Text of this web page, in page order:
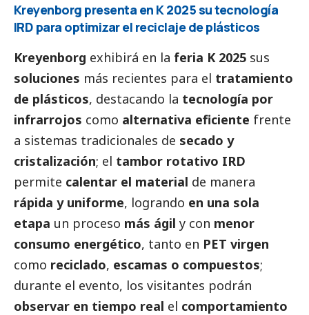
Kreyenborg presenta en K 2025 su tecnología
IRD para optimizar el reciclaje de plásticos
Kreyenborg exhibirá en la feria K 2025 sus
soluciones más recientes para el tratamiento
de plásticos, destacando la tecnología por
infrarrojos como alternativa eficiente frente
a sistemas tradicionales de secado y
cristalización; el tambor rotativo IRD
permite calentar el material de manera
rápida y uniforme, logrando en una sola
etapa un proceso más ágil y con menor
consumo energético, tanto en PET virgen
como reciclado, escamas o compuestos;
durante el evento, los visitantes podrán
observar en tiempo real el comportamiento